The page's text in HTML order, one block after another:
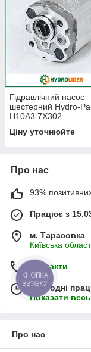
Гідравлічний насос
шестерний Hydro-
H10A3.7X302
Ціну уточнюйте
Про нас
93% позитивних
Працює з
м. Тарасовка
Київська
Контакти
Сьогодні
Показати
Про нас
КНОПКА
ЗВ'ЯЗКУ